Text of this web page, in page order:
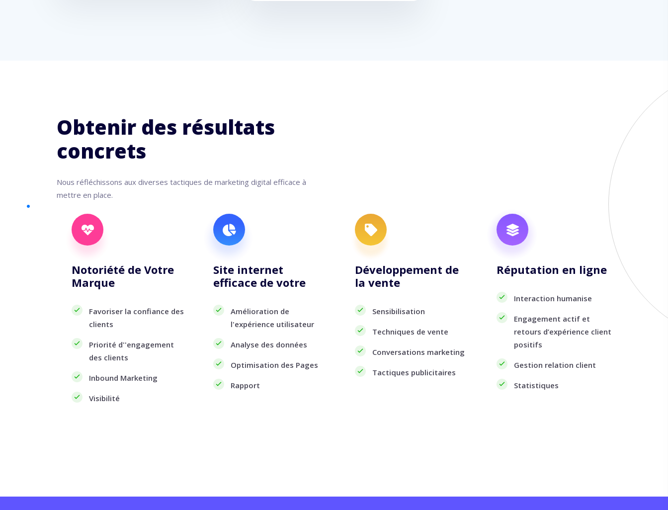
Obtenir des résultats
concrets
Nous réfléchissons aux diverses tactiques de marketing digital efficace à
mettre en place.
Notoriété de Votre
Marque
Favoriser la confiance des
clients
Priorité d''engagement
des clients
Inbound Marketing
Visibilité
Site internet
efficace de votre
Amélioration de
l'expérience utilisateur
Analyse des données
Optimisation des Pages
Rapport
Développement de
la vente
Sensibilisation
Techniques de vente
Conversations marketing
Tactiques publicitaires
Réputation en ligne
Interaction humanise
Engagement actif et
retours d’expérience client
positifs
Gestion relation client
Statistiques